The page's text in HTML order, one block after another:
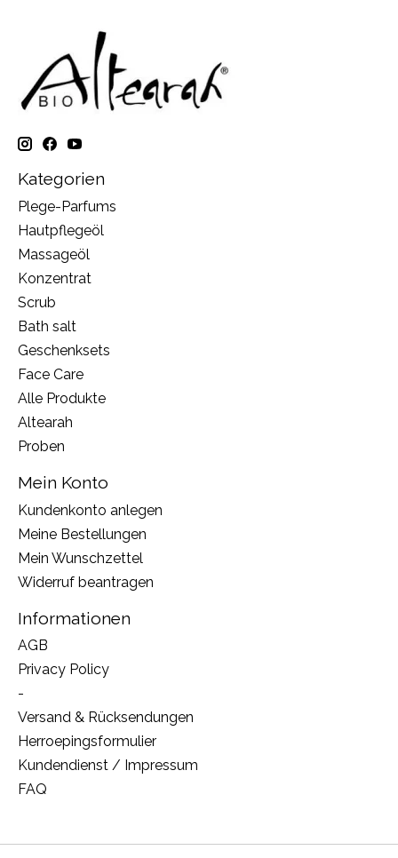
Kategorien
Plege-Parfums
Hautpflegeöl
Massageöl
Konzentrat
Scrub
Bath salt
Geschenksets
Face Care
Alle Produkte
Altearah
Proben
Mein Konto
Kundenkonto anlegen
Meine Bestellungen
Mein Wunschzettel
Widerruf beantragen
Informationen
AGB
Privacy Policy
-
Versand & Rücksendungen
Herroepingsformulier
Kundendienst / Impressum
FAQ